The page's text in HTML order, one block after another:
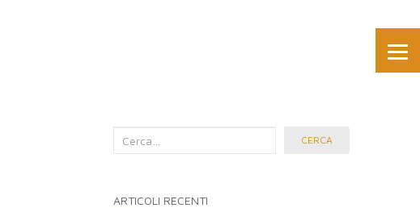
Cerca
CERCA
ARTICOLI RECENTI